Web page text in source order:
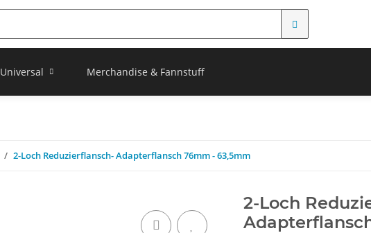
Universal Merchandise & Fannstuff
2-Loch Reduzierflansch- Adapterflansch 76mm - 63,5mm
2-Loch